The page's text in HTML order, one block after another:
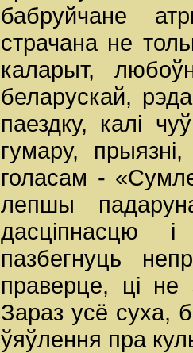
бабруйчане
страчана не
каларыт,
беларускай,
паездку, калі
гумару,
голасам -
лепшы
дасціпнасцю
пазбегнуць
праверце, ці не
Зараз усё суха,
ўяўлення пра